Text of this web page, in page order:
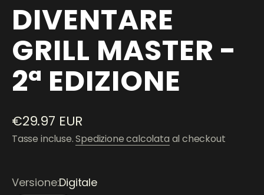
DIVENTARE
GRILL MASTER -
2ª EDIZIONE
Prezzo scontato
€29.97 EUR
Tasse incluse.Spedizione calcolata al checkout
Versione:Digitale